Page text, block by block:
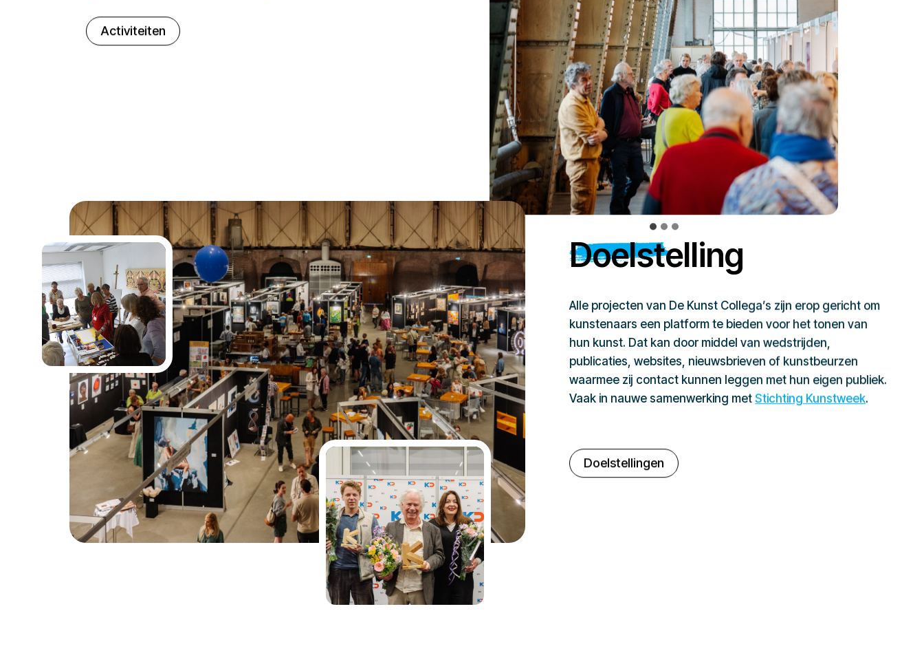
Activiteiten
Doelstelling
Alle projecten van De Kunst Collega’s zijn erop gericht om
kunstenaars een platform te bieden voor het tonen van
hun kunst. Dat kan door middel van wedstrijden,
publicaties, websites, nieuwsbrieven of kunstbeurzen
waarmee zij contact kunnen leggen met hun eigen publiek.
Vaak in nauwe samenwerking metStichting Kunstweek.
Doelstellingen